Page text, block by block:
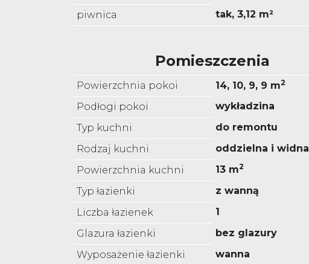
piwnica
tak, 3,12 m²
Pomieszczenia
Powierzchnia pokoi 14, 10, 9, 9 m2
Podłogi pokoi
wykładzina
Typ kuchni
do remontu
Rodzaj kuchni
oddzielna i widna
Powierzchnia kuchni
13 m2
Typ łazienki
z wanną
Liczba łazienek
1
Glazura łazienki
bez glazury
Wyposażenie łazienki
wanna